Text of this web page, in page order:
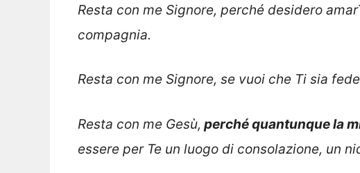
Resta con me Signore, perché desidero
compagnia.
Resta con me Signore, se vuoi che Ti sia
Resta con me Gesù, perché quantunque la
essere per Te un luogo di consolazione, un